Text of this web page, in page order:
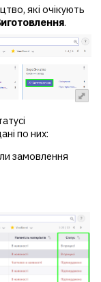
які очікують
.
по них:
замовлення